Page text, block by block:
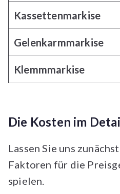
Kassettenmarkise
Gelenkarmmarkise
Klemmmarkise
Die Kosten im
Lassen Sie uns
Faktoren für die
spielen.